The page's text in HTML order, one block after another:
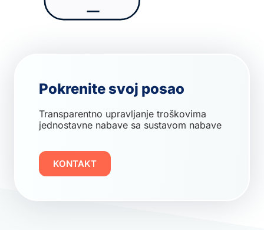
Pokrenite svoj posao
Transparentno upravljanje troškovima
jednostavne nabave sa sustavom nabave
KONTAKT